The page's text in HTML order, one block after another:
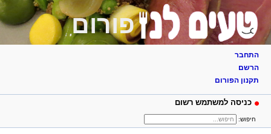
פורום
התחבר
הרשם
תקנון הפורום
כניסה למשתמש רשום
חיפוש: